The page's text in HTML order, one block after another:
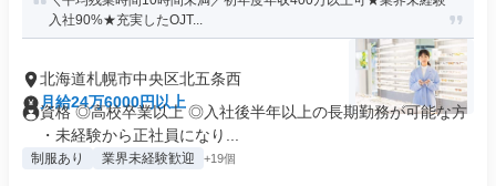
入社90%★充実したOJT...
北海道札幌市中央区北五条西
月給24万6000円以上
資格 ◎高校卒業以上 ◎入社後半年以上の長期勤務が可能な方
・未経験から正社員になり...
制服あり 業界未経験歓迎 +19個